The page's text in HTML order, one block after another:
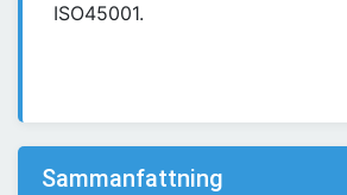
ISO45001.
Sammanfattning